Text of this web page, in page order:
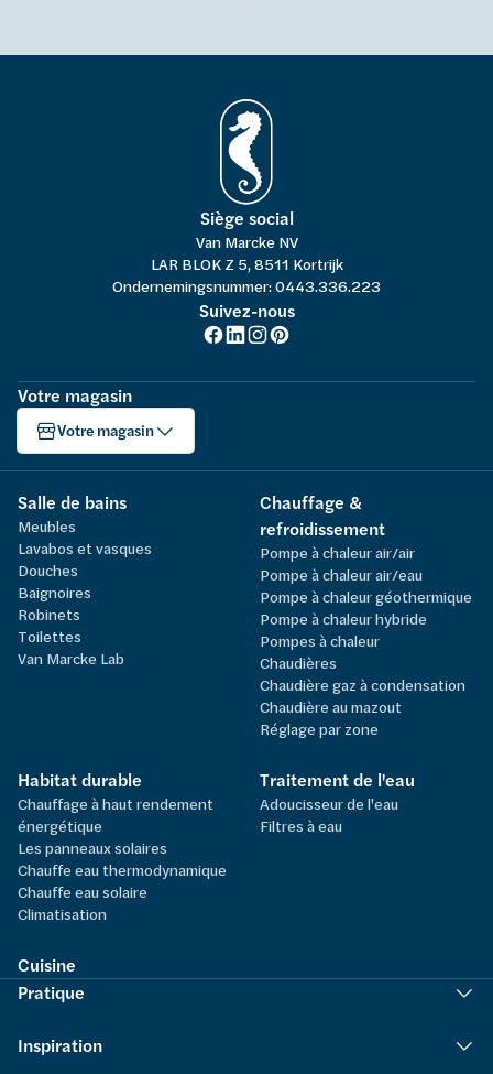
Siège social
Van Marcke NV
LAR BLOK Z 5, 8511 Kortrijk
Ondernemingsnummer: 0443.336.223
Suivez-nous
Votre magasin
Votre magasin
Salle de bains
Meubles
Lavabos et vasques
Douches
Baignoires
Robinets
Toilettes
Van Marcke Lab
Chauffage &
refroidissement
Pompe à chaleur air/air
Pompe à chaleur air/eau
Pompe à chaleur géothermique
Pompe à chaleur hybride
Pompes à chaleur
Chaudières
Chaudière gaz à condensation
Chaudière au mazout
Réglage par zone
Habitat durable
Chauffage à haut rendement
énergétique
Les panneaux solaires
Chauffe eau thermodynamique
Chauffe eau solaire
Climatisation
Traitement de l'eau
Adoucisseur de l'eau
Filtres à eau
Cuisine
Pratique
Inspiration